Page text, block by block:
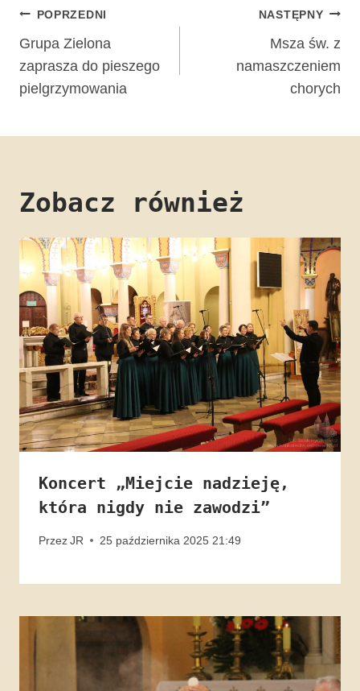
Nawigacja
wpisu
POPRZEDNI
Grupa Zielona
zaprasza do pieszego
pielgrzymowania
NASTĘPNY
Msza św. z
namaszczeniem
chorych
Zobacz również
Koncert „Miejcie nadzieję,
która nigdy nie zawodzi”
PrzezJR 25 października 2025 21:49